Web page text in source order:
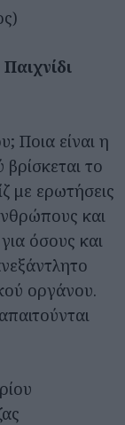
Ποια είναι η
το
με ερωτήσεις
και
όσους και
οργάνου.